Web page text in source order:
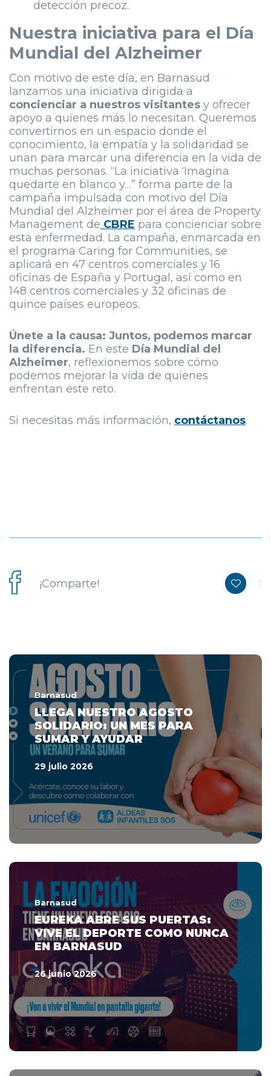
detección precoz.
Nuestra iniciativa para el Día
Mundial del Alzheimer
Con motivo de este día, en Barnasud
lanzamos una iniciativa dirigida a
concienciar a nuestros visitantes y ofrecer
apoyo a quienes más lo necesitan. Queremos
convertirnos en un espacio donde el
conocimiento, la empatía y la solidaridad se
unan para marcar una diferencia en la vida de
muchas personas. “La iniciativa ‘Imagina
quedarte en blanco y…” forma parte de la
campaña impulsada con motivo del Día
Mundial del Alzheimer por el área de Property
Management de CBRE para concienciar sobre
esta enfermedad. La campaña, enmarcada en
el programa Caring for Communities, se
aplicará en 47 centros comerciales y 16
oficinas de España y Portugal, así como en
148 centros comerciales y 32 oficinas de
quince países europeos.
Únete a la causa: Juntos, podemos marcar
la diferencia. En este Día Mundial del
Alzheimer, reflexionemos sobre cómo
podemos mejorar la vida de quienes
enfrentan este reto.
Si necesitas más información, contáctanos.
¡Comparte! 1
Barnasud
LLEGA NUESTRO AGOSTO
SOLIDARIO: UN MES PARA
SUMAR Y AYUDAR
29 julio 2026
Barnasud
EUREKA ABRE SUS PUERTAS:
VIVE EL DEPORTE COMO NUNCA
EN BARNASUD
26 junio 2026